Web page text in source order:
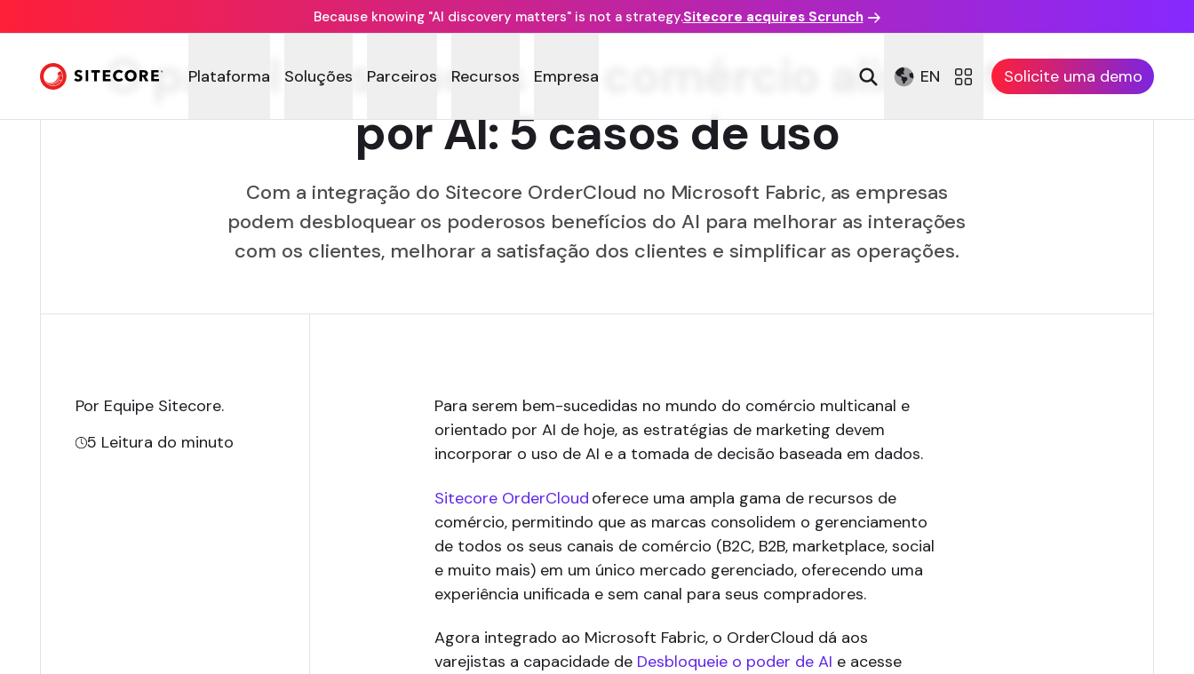
Because knowing "AI discovery matters" is not a strategy.Sitecore acquires Scrunch
Plataforma Soluções Parceiros Recursos Empresa EN Solicite uma demo
O papel dos dados no comércio alimentado
por AI: 5 casos de uso
Com a integração do Sitecore OrderCloud no Microsoft Fabric, as empresas
podem desbloquear os poderosos benefícios do AI para melhorar as interações
com os clientes, melhorar a satisfação dos clientes e simplificar as operações.
Por Equipe Sitecore.
5 Leitura do minuto
Para serem bem-sucedidas no mundo do comércio multicanal e
orientado por AI de hoje, as estratégias de marketing devem
incorporar o uso de AI e a tomada de decisão baseada em dados.
Sitecore OrderCloud oferece uma ampla gama de recursos de
comércio, permitindo que as marcas consolidem o gerenciamento
de todos os seus canais de comércio (B2C, B2B, marketplace, social
e muito mais) em um único mercado gerenciado, oferecendo uma
experiência unificada e sem canal para seus compradores.
Agora integrado ao Microsoft Fabric, o OrderCloud dá aos
varejistas a capacidade de Desbloqueie o poder de AI e acesse